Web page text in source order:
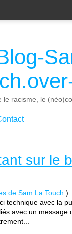
le racisme, le
sur le
de Sam La Touch )
technique avec la
avec un message